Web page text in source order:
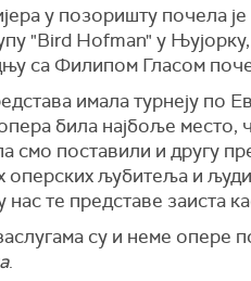
у позоришту почела
"Bird Hofman" у
са Филипом Гласом
имала турнеју по
била најбоље место,
смо поставили и другу
оперских љубитеља и
нас те представе заиста
су и неме опере
.